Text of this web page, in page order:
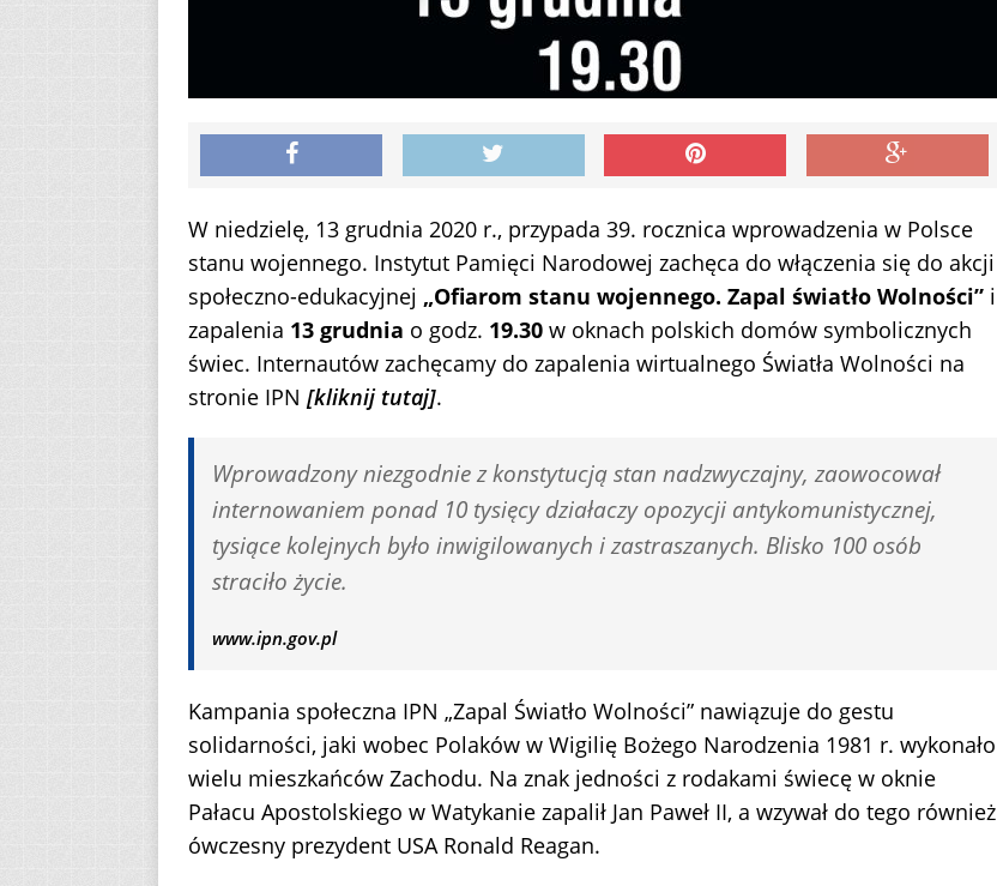
W niedzielę, 13 grudnia 2020 r., przypada 39. rocznica wprowadzenia w Polsce
stanu wojennego. Instytut Pamięci Narodowej zachęca do włączenia się do akcji
społeczno-edukacyjnej „Ofiarom stanu wojennego. Zapal światło Wolności” i
zapalenia 13 grudnia o godz. 19.30 w oknach polskich domów symbolicznych
świec. Internautów zachęcamy do zapalenia wirtualnego Światła Wolności na
stronie IPN [kliknij tutaj].
Wprowadzony niezgodnie z konstytucją stan nadzwyczajny, zaowocował
internowaniem ponad 10 tysięcy działaczy opozycji antykomunistycznej,
tysiące kolejnych było inwigilowanych i zastraszanych. Blisko 100 osób
straciło życie.
www.ipn.gov.pl
Kampania społeczna IPN „Zapal Światło Wolności” nawiązuje do gestu
solidarności, jaki wobec Polaków w Wigilię Bożego Narodzenia 1981 r. wykonało
wielu mieszkańców Zachodu. Na znak jedności z rodakami świecę w oknie
Pałacu Apostolskiego w Watykanie zapalił Jan Paweł II, a wzywał do tego również
ówczesny prezydent USA Ronald Reagan.